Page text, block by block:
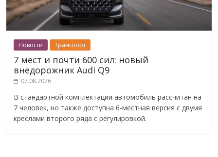
Новости Транспорт
7 мест и почти 600 сил: новый
внедорожник Audi Q9
07.08.2026
В стандартной комплектации автомобиль рассчитан на
7 человек, но также доступна 6-местная версия с двумя
креслами второго ряда с регулировкой.